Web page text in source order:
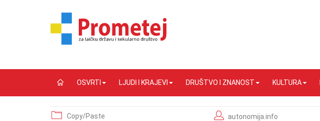
OSVRTI LJUDI I KRAJEVI DRUŠTVO I ZNANOST KULTURA
Copy/Paste autonomija.info